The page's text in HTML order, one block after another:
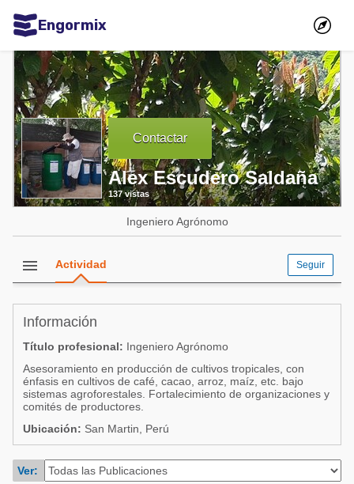
Engormix
Comunidades en español
Agricultura
Balanceados - Piensos
Avicultura
Ganadería
Lechería
Micotoxinas
Porcicultura
Comunidades en inglés
Acuacultura
Micotoxinas
Porcicultura
Lechería
Comunidades en portugués
Micotoxinas
Avicultura
Porcicultura
Contactar
Alex Escudero Saldaña
137 vistas
Ingeniero Agrónomo
menu Actividad Seguir
Información
Título profesional: Ingeniero Agrónomo
Asesoramiento en producción de cultivos tropicales, con
énfasis en cultivos de café, cacao, arroz, maíz, etc. bajo
sistemas agroforestales. Fortalecimiento de organizaciones y
comités de productores.
Ubicación: San Martin, Perú
Ver: